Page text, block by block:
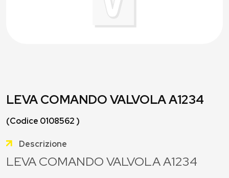
LEVA COMANDO VALVOLA A1234
(Codice 0108562 )
Descrizione
LEVA COMANDO VALVOLA A1234